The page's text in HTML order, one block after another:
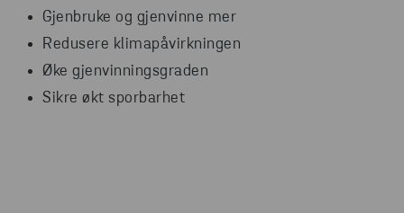
Gjenbruke og gjenvinne mer
Redusere klimapåvirkningen
Øke gjenvinningsgraden
Sikre økt sporbarhet